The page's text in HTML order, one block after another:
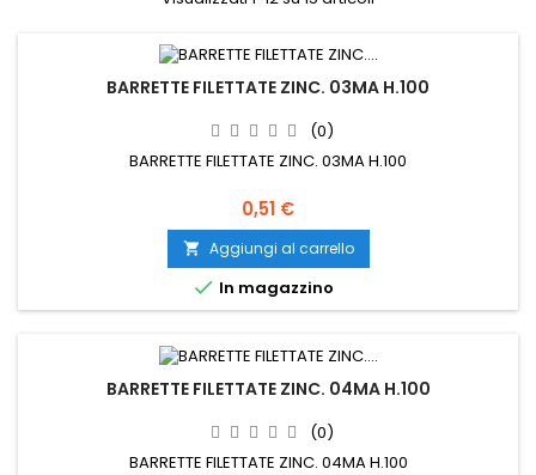
BARRETTE FILETTATE ZINC. 03MA H.100
(0)
BARRETTE FILETTATE ZINC. 03MA H.100
Prezzo
0,51 €
 Aggiungi al carrello
 In magazzino
BARRETTE FILETTATE ZINC. 04MA H.100
(0)
BARRETTE FILETTATE ZINC. 04MA H.100